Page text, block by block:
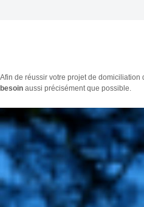
Afin de réussir votre projet de
besoin aussi précisément que possible.